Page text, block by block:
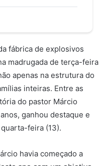
fábrica de explosivos
madrugada de terça-feira
apenas na estrutura do
inteiras. Entre as
do pastor Márcio
ganhou destaque e
feira (13).
havia começado a